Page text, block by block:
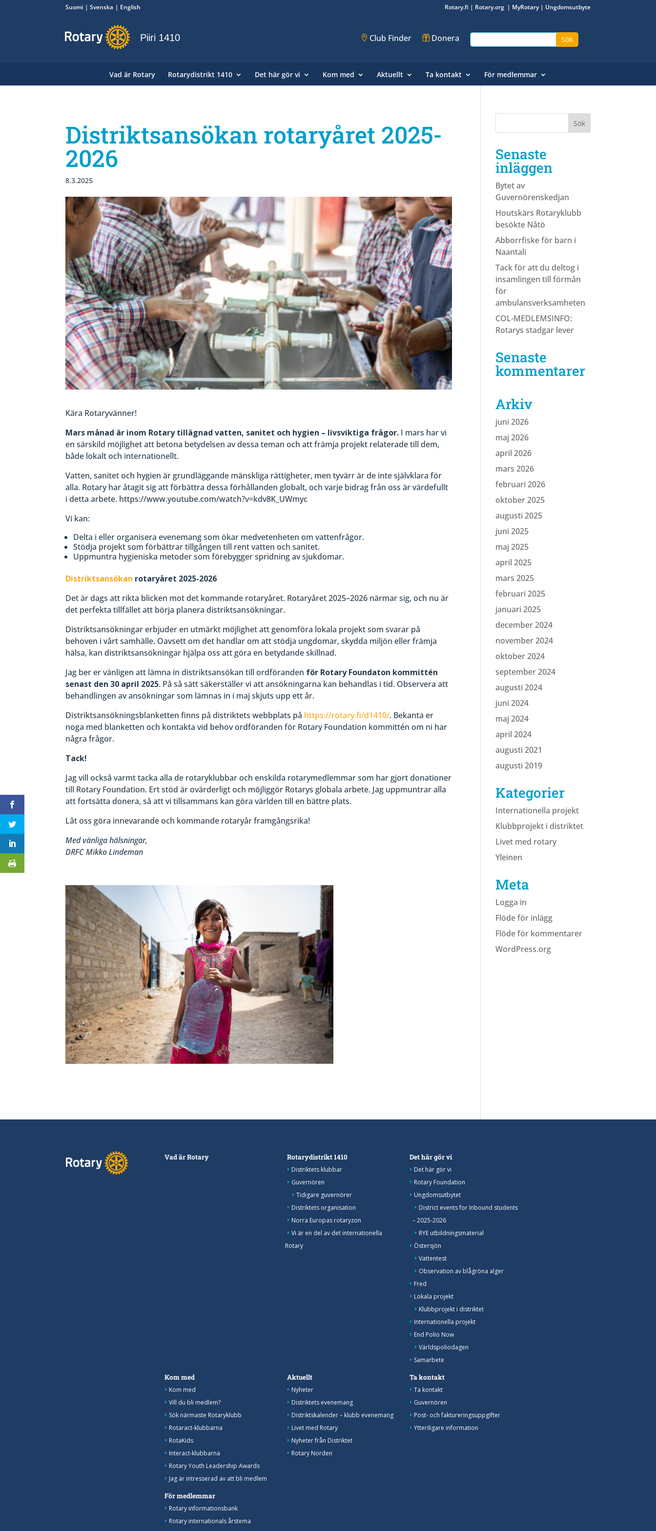
Suomi Svenska English Rotary.fi | Rotary.org | MyRotary| Ungdomsutbyte
Piiri 1410 Club Finder Donera
Vad är Rotary Rotarydistrikt 1410 Det här gör vi Kom med Aktuellt Ta kontakt För medlemmar
Distriktsansökan rotaryåret 2025-
2026
8.3.2025
Kära Rotaryvänner!
Mars månad är inom Rotary tillägnad vatten, sanitet och hygien – livsviktiga frågor. I mars har vi
en särskild möjlighet att betona betydelsen av dessa teman och att främja projekt relaterade till dem,
både lokalt och internationellt.
Vatten, sanitet och hygien är grundläggande mänskliga rättigheter, men tyvärr är de inte självklara för
alla. Rotary har åtagit sig att förbättra dessa förhållanden globalt, och varje bidrag från oss är värdefullt
i detta arbete. https://www.youtube.com/watch?v=kdv8K_UWmyc
Vi kan:
Delta i eller organisera evenemang som ökar medvetenheten om vattenfrågor.
Stödja projekt som förbättrar tillgången till rent vatten och sanitet.
Uppmuntra hygieniska metoder som förebygger spridning av sjukdomar.
Distriktsansökan rotaryåret 2025-2026
Det är dags att rikta blicken mot det kommande rotaryåret. Rotaryåret 2025–2026 närmar sig, och nu är
det perfekta tillfället att börja planera distriktsansökningar.
Distriktsansökningar erbjuder en utmärkt möjlighet att genomföra lokala projekt som svarar på
behoven i vårt samhälle. Oavsett om det handlar om att stödja ungdomar, skydda miljön eller främja
hälsa, kan distriktsansökningar hjälpa oss att göra en betydande skillnad.
Jag ber er vänligen att lämna in distriktsansökan till ordföranden för Rotary Foundaton kommittén
senast den 30 april 2025. På så sätt säkerställer vi att ansökningarna kan behandlas i tid. Observera att
behandlingen av ansökningar som lämnas in i maj skjuts upp ett år.
Distriktsansökningsblanketten finns på distriktets webbplats på https://rotary.fi/d1410/. Bekanta er
noga med blanketten och kontakta vid behov ordföranden för Rotary Foundation kommittén om ni har
några frågor.
Tack!
Jag vill också varmt tacka alla de rotaryklubbar och enskilda rotarymedlemmar som har gjort donationer
till Rotary Foundation. Ert stöd är ovärderligt och möjliggör Rotarys globala arbete. Jag uppmuntrar alla
att fortsätta donera, så att vi tillsammans kan göra världen till en bättre plats.
Låt oss göra innevarande och kommande rotaryår framgångsrika!
Med vänliga hälsningar,
DRFC Mikko Lindeman
Senaste
inläggen
Bytet av
Guvernörenskedjan
Houtskärs Rotaryklubb
besökte Nåtö
Abborrfiske för barn i
Naantali
Tack för att du deltog i
insamlingen till förmån
för
ambulansverksamheten
COL-MEDLEMSINFO:
Rotarys stadgar lever
Senaste
kommentarer
Arkiv
juni 2026
maj 2026
april 2026
mars 2026
februari 2026
oktober 2025
augusti 2025
juni 2025
maj 2025
april 2025
mars 2025
februari 2025
januari 2025
december 2024
november 2024
oktober 2024
september 2024
augusti 2024
juni 2024
maj 2024
april 2024
augusti 2021
augusti 2019
Kategorier
Internationella projekt
Klubbprojekt i distriktet
Livet med rotary
Yleinen
Meta
Logga in
Flöde för inlägg
Flöde för kommentarer
WordPress.org
Vad är Rotary Rotarydistrikt 1410
Distriktets klubbar
Guvernören
Tidigare guvernörer
Distriktets organisation
Norra Europas rotaryzon
Vi är en del av det internationella
Rotary
Det här gör vi
Det här gör vi
Rotary Foundation
Ungdomsutbytet
District events for Inbound students
– 2025-2026
RYE utbildningsmaterial
Östersjön
Vattentest
Observation av blågröna alger
Fred
Lokala projekt
Klubbprojekt i distriktet
Internationella projekt
End Polio Now
Världspoliodagen
Samarbete
Kom med
Kom med
Vill du bli medlem?
Sök närmaste Rotaryklubb
Rotaract-klubbarna
RotaKids
Interact-klubbarna
Rotary Youth Leadership Awards
Jag är intresserad av att bli medlem
Aktuellt
Nyheter
Distriktets evenemang
Distriktskalender – klubb evenemang
Livet med Rotary
Nyheter från Distriktet
Rotary Norden
Ta kontakt
Ta kontakt
Guvernören
Post- och faktureringsuppgifter
Ytteriligare information
För medlemmar
Rotary informationsbank
Rotary internationals årstema